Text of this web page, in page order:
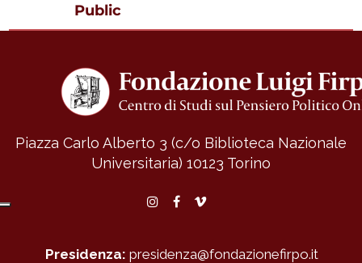
Public
Piazza Carlo Alberto 3 (c/o Biblioteca Nazionale
Universitaria) 10123 Torino
Instagram
Facebook
Vimeo
Presidenza: presidenza@fondazionefirpo.it